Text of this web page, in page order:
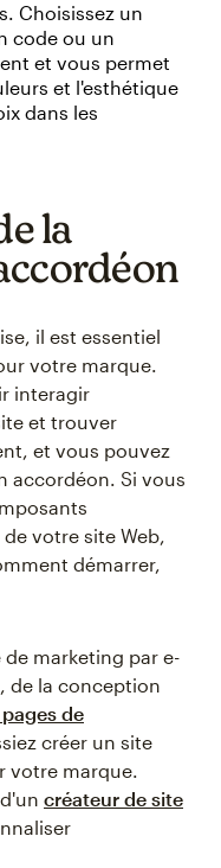
Choisissez un
code ou un
et vous permet
et l'esthétique
dans les
la
il est essentiel
votre marque.
interagir
et trouver
et vous pouvez
accordéon. Si vous
votre site Web,
démarrer,
marketing par e-
de la conception
de
créer un site
votre marque.
créateur de site